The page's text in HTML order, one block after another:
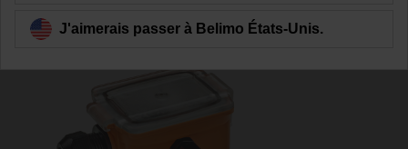
J'aimerais passer à Belimo États-Unis.